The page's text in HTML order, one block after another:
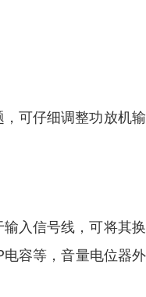
可仔细调整功放机
入信号线，可将其
容等，音量电位器